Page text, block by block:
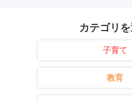
カテゴリ
子育て
教育